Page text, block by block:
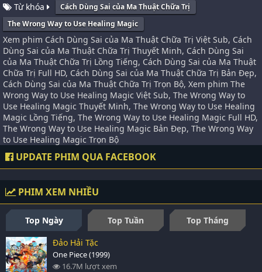
Từ khóa
Cách Dùng Sai của Ma Thuật Chữa Trị
The Wrong Way to Use Healing Magic
Xem phim Cách Dùng Sai của Ma Thuật Chữa Trị Việt Sub, Cách
Dùng Sai của Ma Thuật Chữa Trị Thuyết Minh, Cách Dùng Sai
của Ma Thuật Chữa Trị Lồng Tiếng, Cách Dùng Sai của Ma Thuật
Chữa Trị Full HD, Cách Dùng Sai của Ma Thuật Chữa Trị Bản Đẹp,
Cách Dùng Sai của Ma Thuật Chữa Trị Trọn Bộ, Xem phim The
Wrong Way to Use Healing Magic Việt Sub, The Wrong Way to
Use Healing Magic Thuyết Minh, The Wrong Way to Use Healing
Magic Lồng Tiếng, The Wrong Way to Use Healing Magic Full HD,
The Wrong Way to Use Healing Magic Bản Đẹp, The Wrong Way
to Use Healing Magic Trọn Bộ
UPDATE PHIM QUA FACEBOOK
PHIM XEM NHIỀU
Top Ngày Top Tuần
Top Tháng
Đảo Hải Tặc
One Piece (1999)
16.7M lượt xem